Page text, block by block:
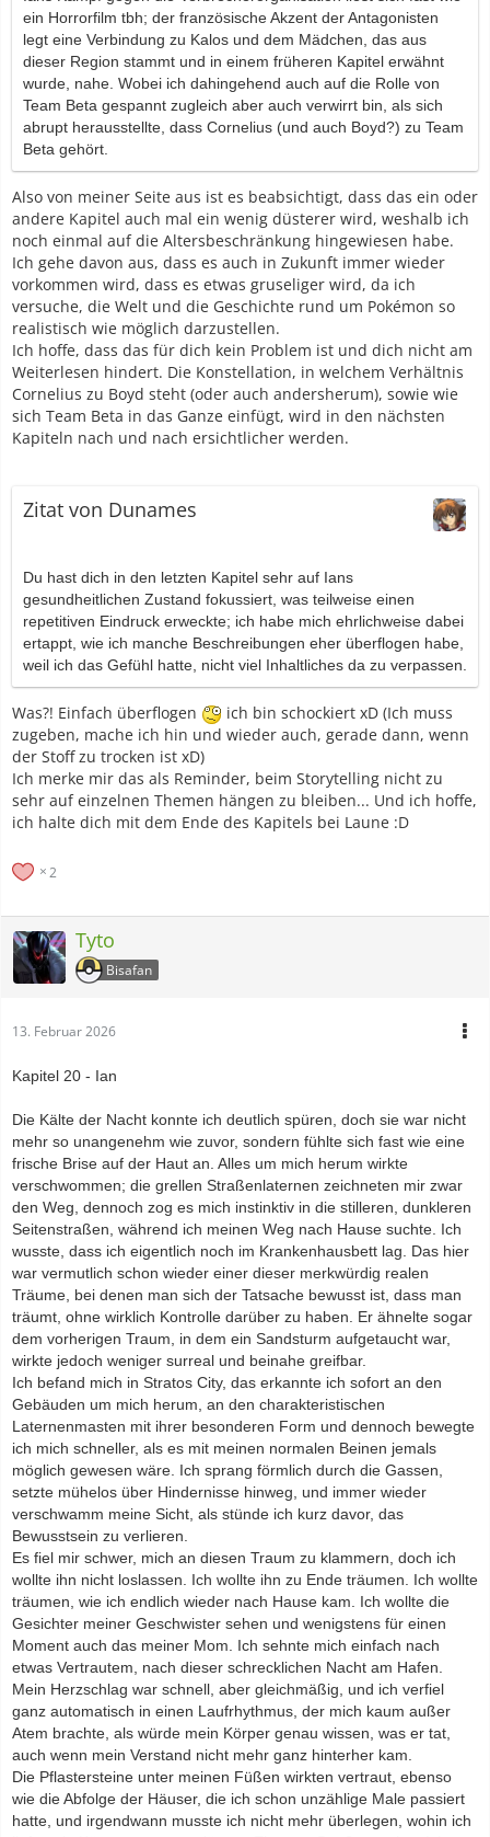
ein Horrorfilm tbh; der französische Akzent der Antagonisten
legt eine Verbindung zu Kalos und dem Mädchen, das aus
dieser Region stammt und in einem früheren Kapitel erwähnt
wurde, nahe. Wobei ich dahingehend auch auf die Rolle von
Team Beta gespannt zugleich aber auch verwirrt bin, als sich
abrupt herausstellte, dass Cornelius (und auch Boyd?) zu Team
Beta gehört.
Also von meiner Seite aus ist es beabsichtigt, dass das ein oder
andere Kapitel auch mal ein wenig düsterer wird, weshalb ich
noch einmal auf die Altersbeschränkung hingewiesen habe.
Ich gehe davon aus, dass es auch in Zukunft immer wieder
vorkommen wird, dass es etwas gruseliger wird, da ich
versuche, die Welt und die Geschichte rund um Pokémon so
realistisch wie möglich darzustellen.
Ich hoffe, dass das für dich kein Problem ist und dich nicht am
Weiterlesen hindert. Die Konstellation, in welchem Verhältnis
Cornelius zu Boyd steht (oder auch andersherum), sowie wie
sich Team Beta in das Ganze einfügt, wird in den nächsten
Kapiteln nach und nach ersichtlicher werden.
Zitat von Dunames
Du hast dich in den letzten Kapitel sehr auf Ians
gesundheitlichen Zustand fokussiert, was teilweise einen
repetitiven Eindruck erweckte; ich habe mich ehrlichweise dabei
ertappt, wie ich manche Beschreibungen eher überflogen habe,
weil ich das Gefühl hatte, nicht viel Inhaltliches da zu verpassen.
Was?! Einfach überflogen
ich bin schockiert xD (Ich muss
zugeben, mache ich hin und wieder auch, gerade dann, wenn
der Stoff zu trocken ist xD)
Ich merke mir das als Reminder, beim Storytelling nicht zu
sehr auf einzelnen Themen hängen zu bleiben... Und ich hoffe,
ich halte dich mit dem Ende des Kapitels bei Laune :D
2
Tyto
Bisafan
13. Februar 2026
Kapitel 20 - Ian
Die Kälte der Nacht konnte ich deutlich spüren, doch sie war nicht
mehr so unangenehm wie zuvor, sondern fühlte sich fast wie eine
frische Brise auf der Haut an. Alles um mich herum wirkte
verschwommen; die grellen Straßenlaternen zeichneten mir zwar
den Weg, dennoch zog es mich instinktiv in die stilleren, dunkleren
Seitenstraßen, während ich meinen Weg nach Hause suchte. Ich
wusste, dass ich eigentlich noch im Krankenhausbett lag. Das hier
war vermutlich schon wieder einer dieser merkwürdig realen
Träume, bei denen man sich der Tatsache bewusst ist, dass man
träumt, ohne wirklich Kontrolle darüber zu haben. Er ähnelte sogar
dem vorherigen Traum, in dem ein Sandsturm aufgetaucht war,
wirkte jedoch weniger surreal und beinahe greifbar.
Ich befand mich in Stratos City, das erkannte ich sofort an den
Gebäuden um mich herum, an den charakteristischen
Laternenmasten mit ihrer besonderen Form und dennoch bewegte
ich mich schneller, als es mit meinen normalen Beinen jemals
möglich gewesen wäre. Ich sprang förmlich durch die Gassen,
setzte mühelos über Hindernisse hinweg, und immer wieder
verschwamm meine Sicht, als stünde ich kurz davor, das
Bewusstsein zu verlieren.
Es fiel mir schwer, mich an diesen Traum zu klammern, doch ich
wollte ihn nicht loslassen. Ich wollte ihn zu Ende träumen. Ich wollte
träumen, wie ich endlich wieder nach Hause kam. Ich wollte die
Gesichter meiner Geschwister sehen und wenigstens für einen
Moment auch das meiner Mom. Ich sehnte mich einfach nach
etwas Vertrautem, nach dieser schrecklichen Nacht am Hafen.
Mein Herzschlag war schnell, aber gleichmäßig, und ich verfiel
ganz automatisch in einen Laufrhythmus, der mich kaum außer
Atem brachte, als würde mein Körper genau wissen, was er tat,
auch wenn mein Verstand nicht mehr ganz hinterher kam.
Die Pflastersteine unter meinen Füßen wirkten vertraut, ebenso
wie die Abfolge der Häuser, die ich schon unzählige Male passiert
hatte, und irgendwann musste ich nicht mehr überlegen, wohin ich